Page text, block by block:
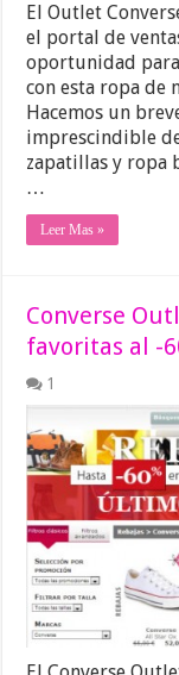
El Outlet
el portal de
oportunidad
con esta ropa de
Hacemos un
imprescindible
zapatillas y ropa
…
Leer Mas »
Converse
favoritas al -
1